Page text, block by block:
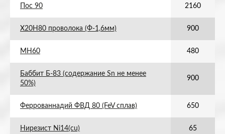
Пос 90 2160
Х20Н80 проволока (Ф-1,6мм) 900
МН60 480
Баббит Б-83 (содержание Sn не менее
50%)
900
Феррованнадий ФВД 80 (FeV сплав) 650
Нирезист Ni14(cu) 65